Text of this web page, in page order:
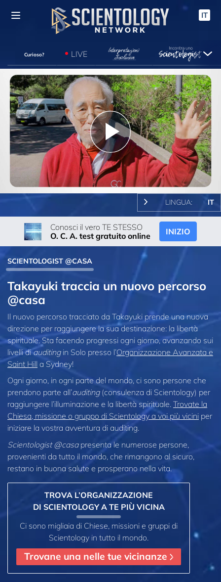
IT
Curioso? LIVE
Play
Video
LINGUA: IT
Conosci il vero TE STESSO
O. C. A. test gratuito online
INIZIO
SCIENTOLOGIST @CASA
Takayuki traccia un nuovo percorso
@casa
Il nuovo percorso tracciato da Takayuki prende una nuova
direzione per raggiungere la sua destinazione: la libertà
spirituale. Sta facendo progressi ogni giorno, avanzando sui
livelli diauditingin Solo presso l’Organizzazione Avanzata e
Saint Hill a Sydney!
Ogni giorno, in ogni parte del mondo, ci sono persone che
prendono parte all’auditing(consulenza di Scientology) per
raggiungere l’illuminazione e la libertà spirituale. Trovate la
Chiesa, missione o gruppo di Scientology a voi più vicini per
iniziare la vostra avventura di auditing.
Scientologist @casapresenta le numerose persone,
provenienti da tutto il mondo, che rimangono al sicuro,
restano in buona salute e prosperano nella vita.
TROVA L’ORGANIZZAZIONE
DI SCIENTOLOGY A TE PIÙ VICINA
Ci sono migliaia di Chiese, missioni e gruppi di
Scientology in tutto il mondo.
Trovane una nelle tue vicinanze